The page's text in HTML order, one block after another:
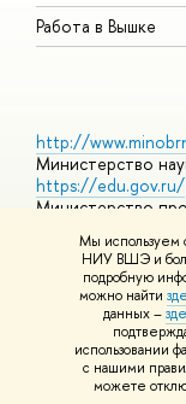
Мы используем
НИУ ВШЭ и
подробную
можно найти
данных –
использовании
с нашими
можете
Работа в Вышке
http://
Министерство
https://edu.gov.ru/
Министерство
https://
Массовые
© НИУ ВШЭ
использования
Шрифты HSE Sans и